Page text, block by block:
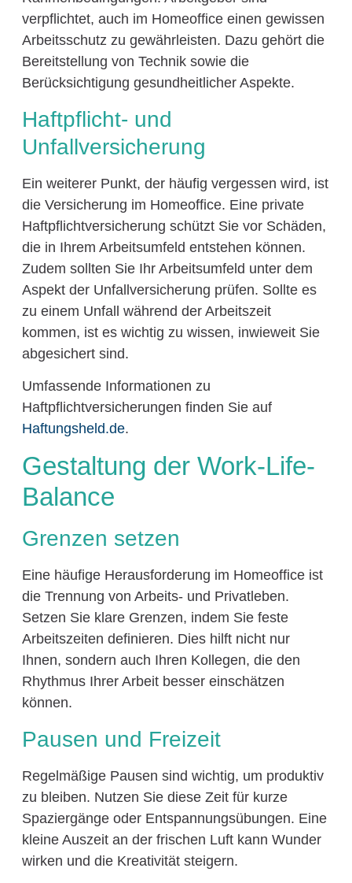
verpflichtet, auch im Homeoffice einen gewissen
Arbeitsschutz zu gewährleisten. Dazu gehört die
Bereitstellung von Technik sowie die
Berücksichtigung gesundheitlicher Aspekte.
Haftpflicht- und
Unfallversicherung
Ein weiterer Punkt, der häufig vergessen wird, ist
die Versicherung im Homeoffice. Eine private
Haftpflichtversicherung schützt Sie vor Schäden,
die in Ihrem Arbeitsumfeld entstehen können.
Zudem sollten Sie Ihr Arbeitsumfeld unter dem
Aspekt der Unfallversicherung prüfen. Sollte es
zu einem Unfall während der Arbeitszeit
kommen, ist es wichtig zu wissen, inwieweit Sie
abgesichert sind.
Umfassende Informationen zu
Haftpflichtversicherungen finden Sie auf
Haftungsheld.de.
Gestaltung der Work-Life-
Balance
Grenzen setzen
Eine häufige Herausforderung im Homeoffice ist
die Trennung von Arbeits- und Privatleben.
Setzen Sie klare Grenzen, indem Sie feste
Arbeitszeiten definieren. Dies hilft nicht nur
Ihnen, sondern auch Ihren Kollegen, die den
Rhythmus Ihrer Arbeit besser einschätzen
können.
Pausen und Freizeit
Regelmäßige Pausen sind wichtig, um produktiv
zu bleiben. Nutzen Sie diese Zeit für kurze
Spaziergänge oder Entspannungsübungen. Eine
kleine Auszeit an der frischen Luft kann Wunder
wirken und die Kreativität steigern.